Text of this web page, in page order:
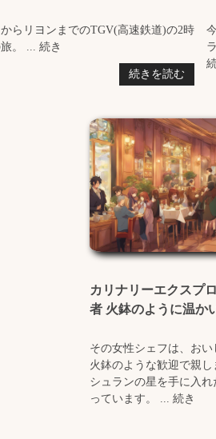
らリヨンまでのTGV(高速鉄道)の2時
。 ... 続き
続きを読む
カリナリーエクスプ
者 火鉢のように温か
その女性シェフは、お
火鉢のような歓迎で親し
シュランの星を手に入
っています。 ... 続き